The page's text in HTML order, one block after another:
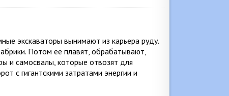
экскаваторы вынимают из карьера руду.
Потом ее плавят, обрабатывают,
и самосвалы, которые отвозят для
с гигантскими затратами энергии и